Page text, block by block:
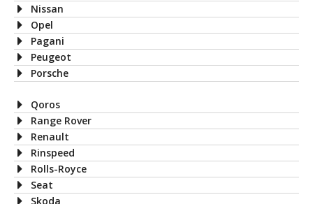
Nissan
Opel
Pagani
Peugeot
Porsche
Qoros
Range Rover
Renault
Rinspeed
Rolls-Royce
Seat
Skoda